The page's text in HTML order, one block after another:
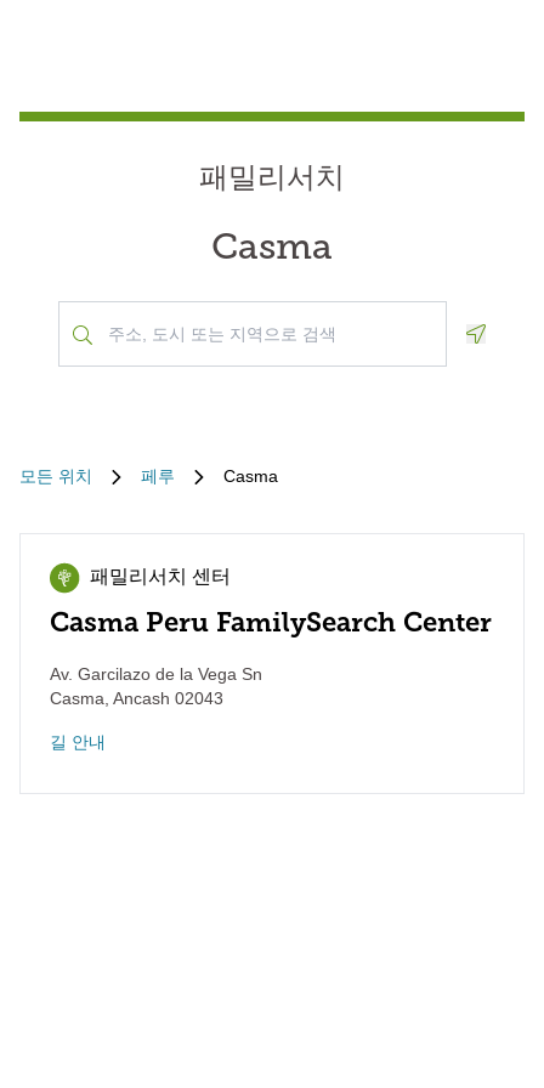
패밀리서치
Casma
모든 위치 페루 Casma
패밀리서치 센터
Casma Peru FamilySearch Center
Av. Garcilazo de la Vega Sn
Casma Ancash 02043
길 안내